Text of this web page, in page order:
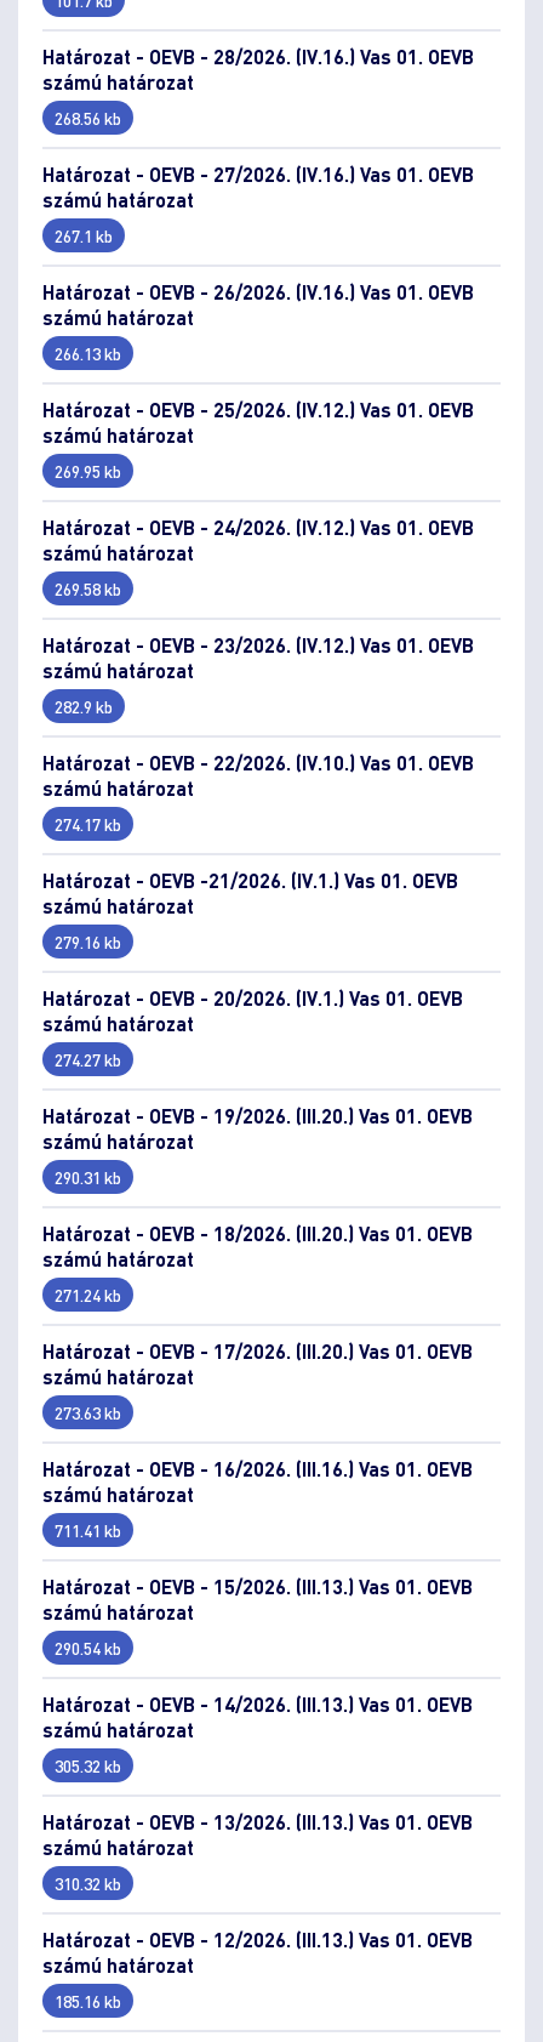
Határozat - OEVB - 28/2026. (IV.16.) Vas 01. OEVB
számú határozat
268.56 kb
Határozat - OEVB - 27/2026. (IV.16.) Vas 01. OEVB
számú határozat
267.1 kb
Határozat - OEVB - 26/2026. (IV.16.) Vas 01. OEVB
számú határozat
266.13 kb
Határozat - OEVB - 25/2026. (IV.12.) Vas 01. OEVB
számú határozat
269.95 kb
Határozat - OEVB - 24/2026. (IV.12.) Vas 01. OEVB
számú határozat
269.58 kb
Határozat - OEVB - 23/2026. (IV.12.) Vas 01. OEVB
számú határozat
282.9 kb
Határozat - OEVB - 22/2026. (IV.10.) Vas 01. OEVB
számú határozat
274.17 kb
Határozat - OEVB -21/2026. (IV.1.) Vas 01. OEVB
számú határozat
279.16 kb
Határozat - OEVB - 20/2026. (IV.1.) Vas 01. OEVB
számú határozat
274.27 kb
Határozat - OEVB - 19/2026. (III.20.) Vas 01. OEVB
számú határozat
290.31 kb
Határozat - OEVB - 18/2026. (III.20.) Vas 01. OEVB
számú határozat
271.24 kb
Határozat - OEVB - 17/2026. (III.20.) Vas 01. OEVB
számú határozat
273.63 kb
Határozat - OEVB - 16/2026. (III.16.) Vas 01. OEVB
számú határozat
711.41 kb
Határozat - OEVB - 15/2026. (III.13.) Vas 01. OEVB
számú határozat
290.54 kb
Határozat - OEVB - 14/2026. (III.13.) Vas 01. OEVB
számú határozat
305.32 kb
Határozat - OEVB - 13/2026. (III.13.) Vas 01. OEVB
számú határozat
310.32 kb
Határozat - OEVB - 12/2026. (III.13.) Vas 01. OEVB
számú határozat
185.16 kb